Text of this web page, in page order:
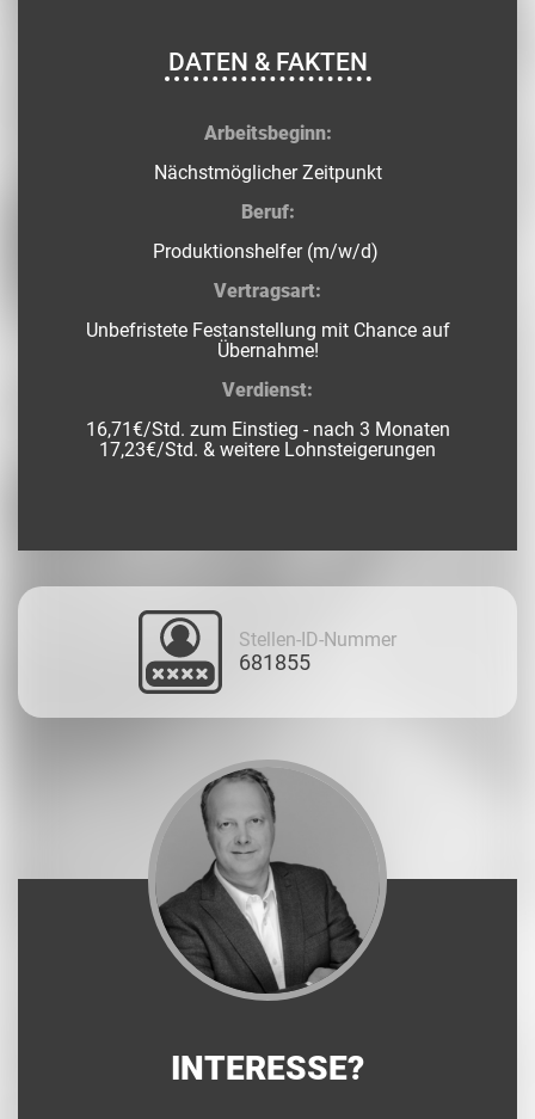
DATEN & FAKTEN
Arbeitsbeginn:
Nächstmöglicher Zeitpunkt
Beruf:
Produktionshelfer (m/w/d)
Vertragsart:
Unbefristete Festanstellung mit Chance auf
Übernahme!
Verdienst:
16,71€/Std. zum Einstieg - nach 3 Monaten
17,23€/Std. & weitere Lohnsteigerungen
Stellen-ID-Nummer
681855
INTERESSE?